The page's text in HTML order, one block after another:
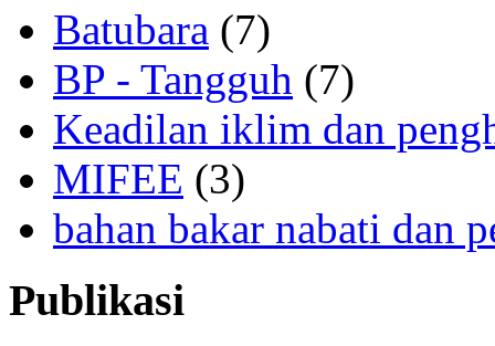
Batubara (7)
BP - Tangguh (7)
Keadilan iklim dan
MIFEE (3)
bahan bakar nabati dan
Publikasi